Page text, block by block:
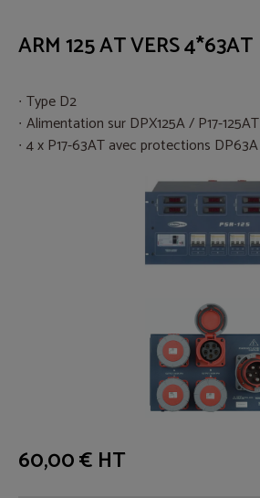
ARM 125 AT VERS 4*63AT
Type D2
Alimentation sur DPX125A / P17-125AT
4 x P17-63AT avec protections DP63A
60,00 € HT